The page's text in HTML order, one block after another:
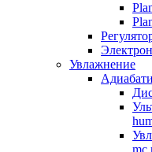
Увлажнение
mc